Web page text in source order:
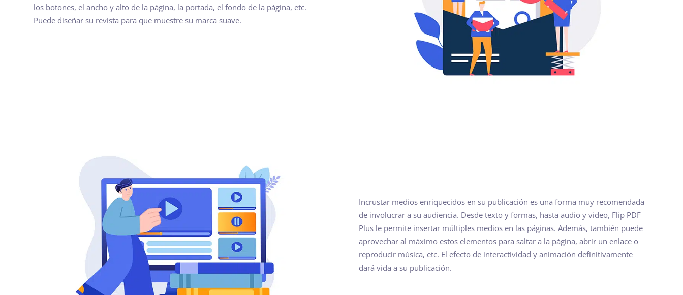
los botones, el ancho y alto de la página, la portada, el fondo de la página, etc.
Puede diseñar su revista para que muestre su marca suave.
Incrustar medios enriquecidos en su publicación es una forma muy recomendada
de involucrar a su audiencia. Desde texto y formas, hasta audio y video, Flip PDF
Plus le permite insertar múltiples medios en las páginas. Además, también puede
aprovechar al máximo estos elementos para saltar a la página, abrir un enlace o
reproducir música, etc. El efecto de interactividad y animación definitivamente
dará vida a su publicación.